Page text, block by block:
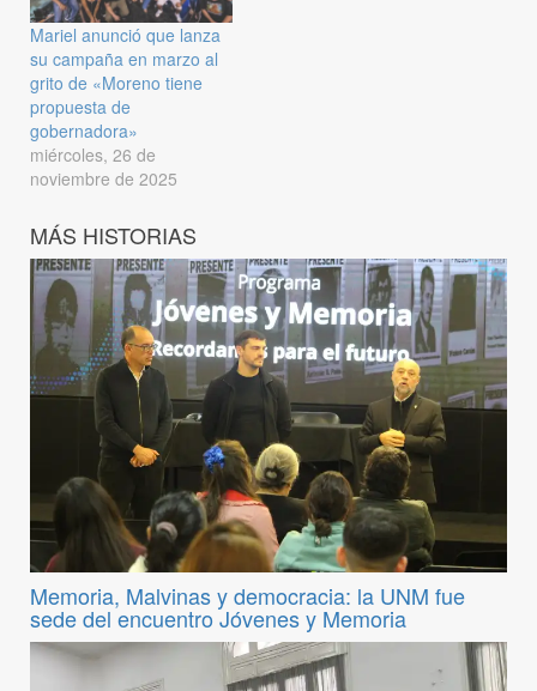
Mariel anunció que lanza
su campaña en marzo al
grito de «Moreno tiene
propuesta de
gobernadora»
miércoles, 26 de
noviembre de 2025
MÁS HISTORIAS
Memoria, Malvinas y democracia: la UNM fue
sede del encuentro Jóvenes y Memoria